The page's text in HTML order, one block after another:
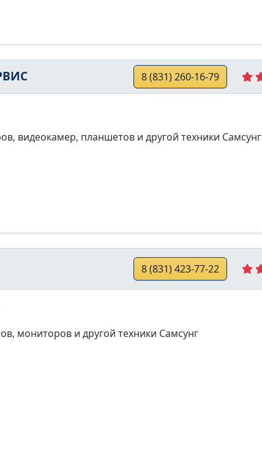
8 (831) 260-16-79
видеокамер, планшетов и другой техники Самсунг
8 (831) 423-77-22
мониторов и другой техники Самсунг